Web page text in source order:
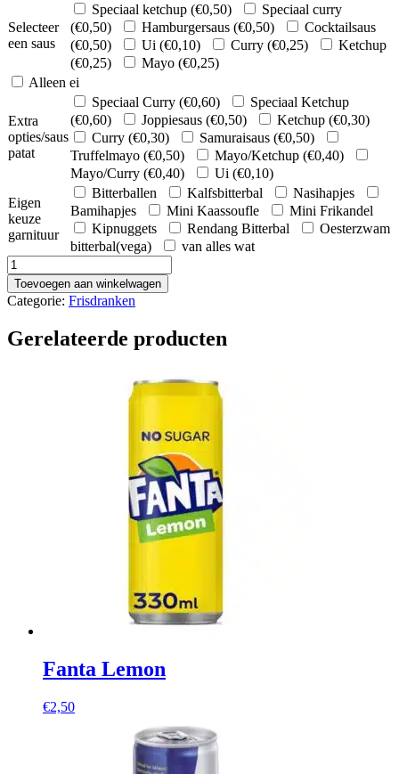
Selecteer
een saus
Speciaal ketchup (€0,50)
Speciaal curry
(€0,50) Hamburgersaus (€0,50)
Cocktailsaus
(€0,50) Ui (€0,10) Curry (€0,25)
Ketchup
(€0,25) Mayo (€0,25)
Alleen ei
Extra
opties/saus
patat
Speciaal Curry (€0,60)
Speciaal Ketchup
(€0,60) Joppiesaus (€0,50) Ketchup (€0,30)
Curry (€0,30) Samuraisaus (€0,50)
Truffelmayo (€0,50) Mayo/Ketchup (€0,40)
Mayo/Curry (€0,40) Ui (€0,10)
Eigen
keuze
garnituur
Bitterballen Kalfsbitterbal
Nasihapjes
Bamihapjes
Mini Kaassoufle
Mini Frikandel
Kipnuggets
Rendang Bitterbal
Oesterzwam
bitterbal(vega)
van alles wat
Melk
aantal
Toevoegen aan winkelwagen
Categorie: Frisdranken
Gerelateerde producten
Fanta Lemon
€2,50